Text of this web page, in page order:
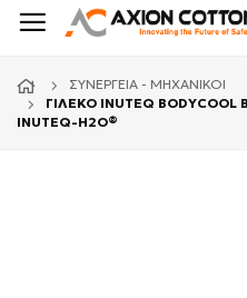
ΣΥΝΕΡΓΕΊΑ - ΜΗΧΑΝΙΚΟΊ
ΓΙΛΕΚΟ INUTEQ
INUTEQ-H2O®